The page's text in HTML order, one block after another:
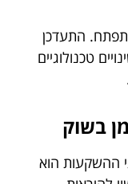
התעדכן
טכנולוגיים
בשוק
ההשקעות הוא